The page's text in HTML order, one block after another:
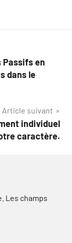
Passifs en
dans le
Article suivant
individuel
caractère.
Les champs